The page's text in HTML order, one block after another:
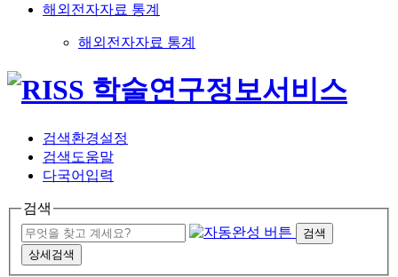
해외전자자료 통계
해외전자자료 통계
검색환경설정
검색도움말
다국어입력
검색
검색
상세검색